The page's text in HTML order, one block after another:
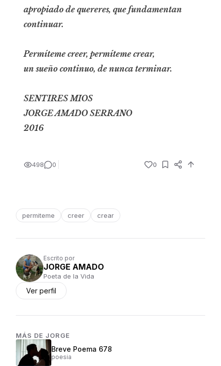
apropiado de quereres, que fundamentan
continuar.
Permíteme creer, permíteme crear,
un sueño continuo, de nunca terminar.
SENTIRES MIOS
JORGE AMADO SERRANO
2016
498 0 0
permiteme creer crear
Escrito por
JORGE AMADO
Poeta de la Vida
Ver perfil
MÁS DE JORGE
Breve Poema 678
poesia